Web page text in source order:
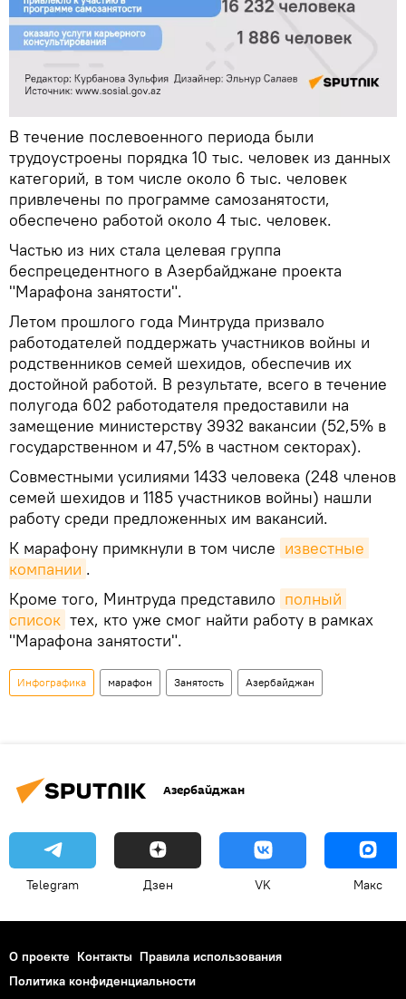
В течение послевоенного периода были
трудоустроены порядка 10 тыс. человек из данных
категорий, в том числе около 6 тыс. человек
привлечены по программе самозанятости,
обеспечено работой около 4 тыс. человек.
Частью из них стала целевая группа
беспрецедентного в Азербайджане проекта
"Марафона занятости".
Летом прошлого года Минтруда призвало
работодателей поддержать участников войны и
родственников семей шехидов, обеспечив их
достойной работой. В результате, всего в течение
полугода 602 работодателя предоставили на
замещение министерству 3932 вакансии (52,5% в
государственном и 47,5% в частном секторах).
Совместными усилиями 1433 человека (248 членов
семей шехидов и 1185 участников войны) нашли
работу среди предложенных им вакансий.
К марафону примкнули в том числе известные
компании .
Кроме того, Минтруда представило полный
список тех, кто уже смог найти работу в рамках
"Марафона занятости".
Инфографика марафон Занятость Азербайджан
Азербайджан
Telegram Дзен VK Макс
О проекте Контакты Правила использования
Политика конфиденциальности